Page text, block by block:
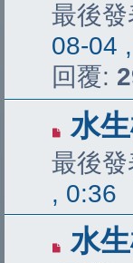
最後發
08-04
回覆:
水
最後發
, 0:36
水